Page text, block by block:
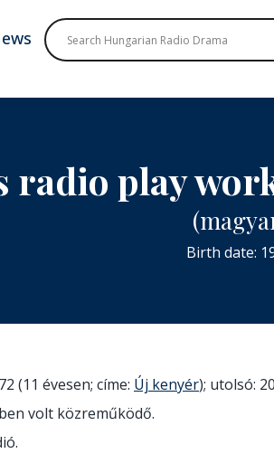
radio play
Birth date:
(11 évesen; címe: Új kenyér); utolsó:
volt közreműködő.